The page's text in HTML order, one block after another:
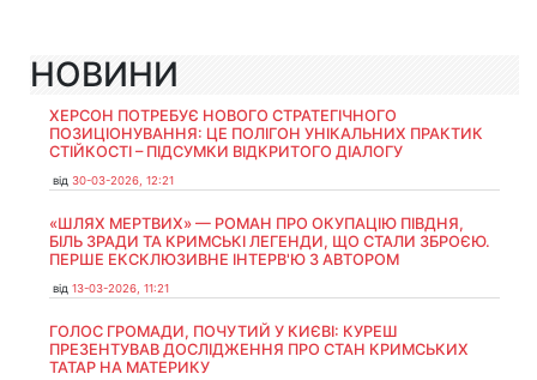
НОВИНИ
ХЕРСОН ПОТРЕБУЄ НОВОГО СТРАТЕГІЧНОГО
ПОЗИЦІОНУВАННЯ: ЦЕ ПОЛІГОН УНІКАЛЬНИХ ПРАКТИК
СТІЙКОСТІ – ПІДСУМКИ ВІДКРИТОГО ДІАЛОГУ
від 30-03-2026, 12:21
«ШЛЯХ МЕРТВИХ» — РОМАН ПРО ОКУПАЦІЮ ПІВДНЯ,
БІЛЬ ЗРАДИ ТА КРИМСЬКІ ЛЕГЕНДИ, ЩО СТАЛИ ЗБРОЄЮ.
ПЕРШЕ ЕКСКЛЮЗИВНЕ ІНТЕРВ'Ю З АВТОРОМ
від 13-03-2026, 11:21
ГОЛОС ГРОМАДИ, ПОЧУТИЙ У КИЄВІ: КУРЕШ
ПРЕЗЕНТУВАВ ДОСЛІДЖЕННЯ ПРО СТАН КРИМСЬКИХ
ТАТАР НА МАТЕРИКУ